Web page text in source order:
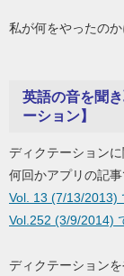
私が何をやったの
英語の音を聞
ーション】
ディクテーションに
何回かアプリの記事
Vol. 13 (7/13/2013)
Vol.252 (3/9/2014)
ディクテーションを